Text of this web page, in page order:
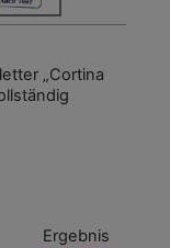
„Cortina
Ergebnis